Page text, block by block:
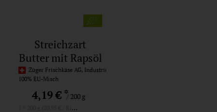
Streichzart
Butter mit Rapsöl
Züger Frischkäse AG, Industrie Haslen 9a, CH-9245 Oberbüren
100% EU-Misch
4,19 €*/ 200 g
1 * 200 g (20,95 € / Kilogramm)